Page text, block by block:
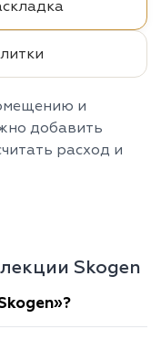
и
добавить
расход и
Skogen